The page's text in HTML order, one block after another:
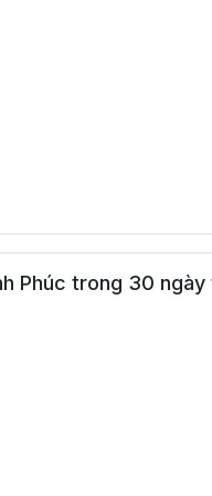
Phúc trong 30 ngày